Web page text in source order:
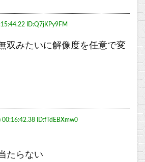
ID:Q7jKPy9FM
双みたいに解像度を任意で変
ID:fTdEBXmw0
たらない